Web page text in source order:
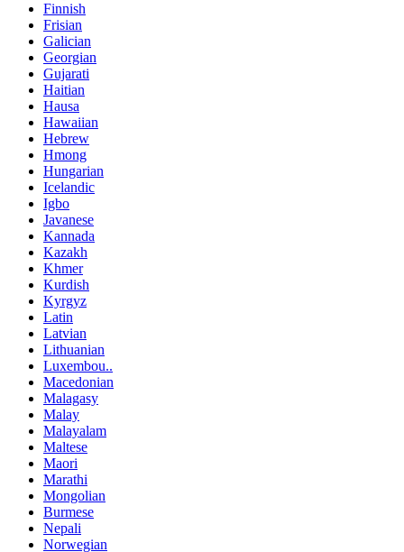
Finnish
Frisian
Galician
Georgian
Gujarati
Haitian
Hausa
Hawaiian
Hebrew
Hmong
Hungarian
Icelandic
Igbo
Javanese
Kannada
Kazakh
Khmer
Kurdish
Kyrgyz
Latin
Latvian
Lithuanian
Luxembou..
Macedonian
Malagasy
Malay
Malayalam
Maltese
Maori
Marathi
Mongolian
Burmese
Nepali
Norwegian